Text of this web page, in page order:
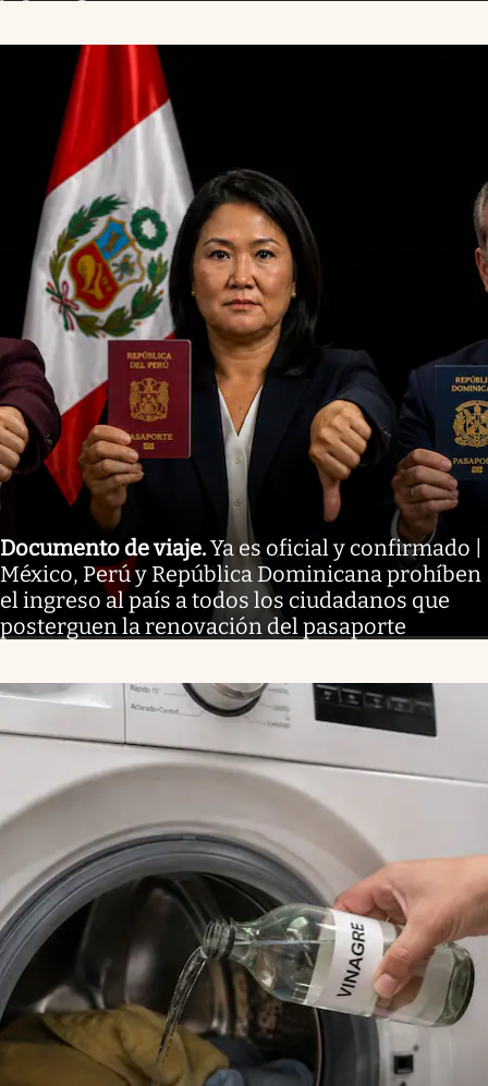
Documento de viaje.Ya es oficial y confirmado |
México, Perú y República Dominicana prohíben
el ingreso al país a todos los ciudadanos que
posterguen la renovación del pasaporte